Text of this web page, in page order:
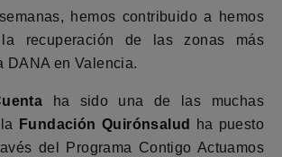
hemos contribuido a hemos
recuperación de las zonas más
DANA en Valencia.
ha sido una de las muchas
Fundación Quirónsalud
ha puesto
del Programa Contigo Actuamos